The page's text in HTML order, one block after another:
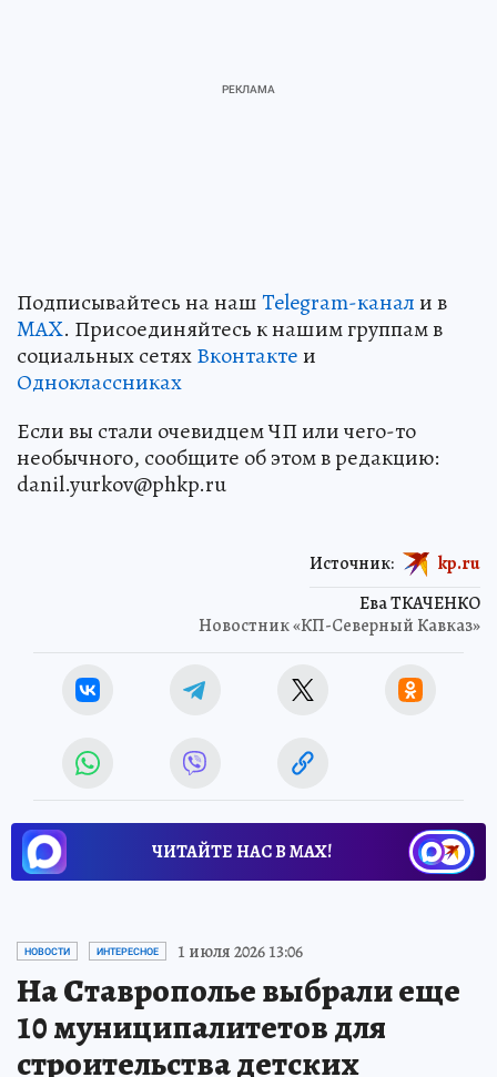
Подписывайтесь на нашTelegram-канали в
MAX. Присоединяйтесь к нашим группам в
социальных сетяхВконтактеи
Одноклассниках
Если вы стали очевидцем ЧП или чего-то
необычного, сообщите об этом в редакцию:
danil.yurkov@phkp.ru
Ева ТКАЧЕНКО
Новостник «КП-Северный Кавказ»
Источник: kp.ru
ЧИТАЙТЕ НАС В МАХ!
НОВОСТИ ИНТЕРЕСНОЕ 1 июля 2026 13:06
На Ставрополье выбрали еще
10 муниципалитетов для
строительства детских